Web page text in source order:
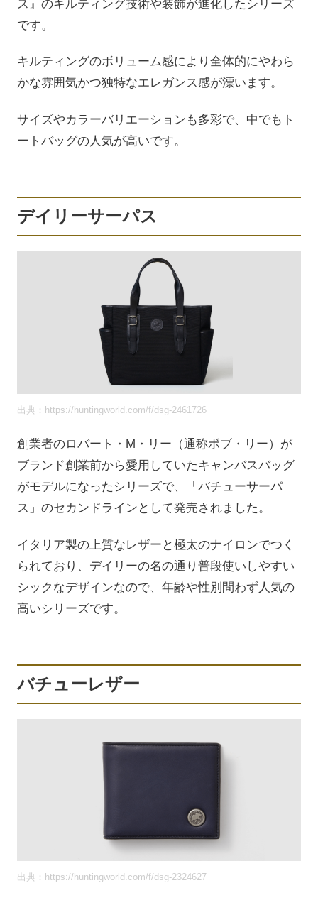
ス』のキルティング技術や装飾が進化したシリーズ
です。
キルティングのボリューム感により全体的にやわら
かな雰囲気かつ独特なエレガンス感が漂います。
サイズやカラーバリエーションも多彩で、中でもト
ートバッグの人気が高いです。
デイリーサーパス
出典：https://huntingworld.com/f/dsg-2461726
創業者のロバート・M・リー（通称ボブ・リー）が
ブランド創業前から愛用していたキャンバスバッグ
がモデルになったシリーズで、「バチューサーパ
ス」のセカンドラインとして発売されました。
イタリア製の上質なレザーと極太のナイロンでつく
られており、デイリーの名の通り普段使いしやすい
シックなデザインなので、年齢や性別問わず人気の
高いシリーズです。
バチューレザー
出典：https://huntingworld.com/f/dsg-2324627